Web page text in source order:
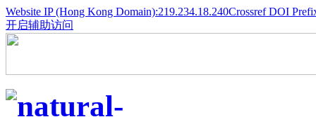
Website IP (Hong Kong Domain):219.234.18.240Crossref DOI
开启辅助访问